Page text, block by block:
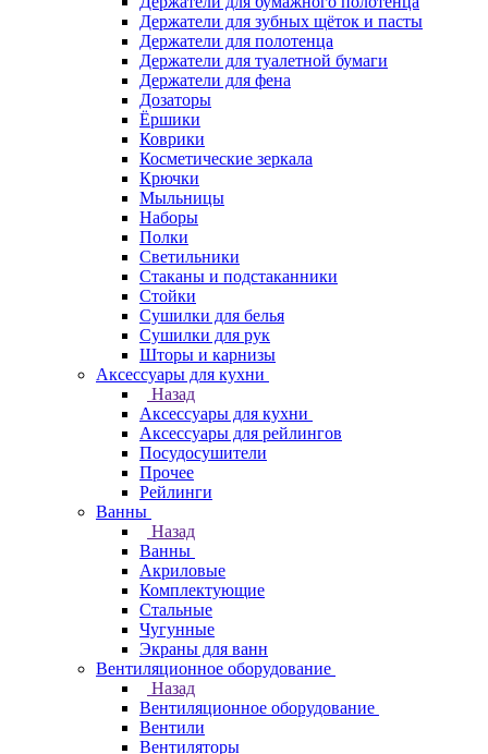
Держатели для зубных щёток и пасты
Держатели для полотенца
Держатели для туалетной бумаги
Держатели для фена
Дозаторы
Ёршики
Коврики
Косметические зеркала
Крючки
Мыльницы
Наборы
Полки
Светильники
Стаканы и подстаканники
Стойки
Сушилки для белья
Сушилки для рук
Шторы и карнизы
Аксессуары для кухни
Назад
Аксессуары для кухни
Аксессуары для рейлингов
Посудосушители
Прочее
Рейлинги
Ванны
Назад
Ванны
Акриловые
Комплектующие
Стальные
Чугунные
Экраны для ванн
Вентиляционное оборудование
Назад
Вентиляционное оборудование
Вентили
Вентиляторы